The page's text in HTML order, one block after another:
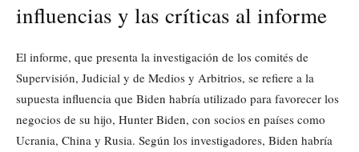
influencias y las críticas al informe
El informe, que presenta la investigación de los comités de
Supervisión, Judicial y de Medios y Arbitrios, se refiere a la
supuesta influencia que Biden habría utilizado para favorecer los
negocios de su hijo, Hunter Biden, con socios en países como
Ucrania, China y Rusia. Según los investigadores, Biden habría